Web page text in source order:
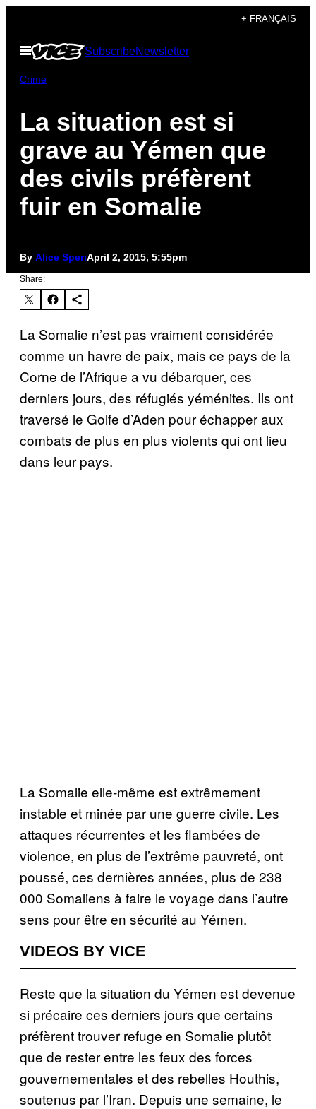
content
+ FRANÇAIS
Open
Menu
SubscribeNewsletter
Crime
La situation est si
grave au Yémen que
des civils préfèrent
fuir en Somalie
By Alice SperiApril 2, 2015, 5:55pm
Share:
La Somalie n’est pas vraiment considérée
comme un havre de paix, mais ce pays de la
Corne de l’Afrique a vu débarquer, ces
derniers jours, des réfugiés yéménites. Ils ont
traversé le Golfe d’Aden pour échapper aux
combats de plus en plus violents qui ont lieu
dans leur pays.
La Somalie elle-même est extrêmement
instable et minée par une guerre civile. Les
attaques récurrentes et les flambées de
violence, en plus de l’extrême pauvreté, ont
poussé, ces dernières années, plus de 238
000 Somaliens à faire le voyage dans l’autre
sens pour être en sécurité au Yémen.
VIDEOS BY VICE
Reste que la situation du Yémen est devenue
si précaire ces derniers jours que certains
préfèrent trouver refuge en Somalie plutôt
que de rester entre les feux des forces
gouvernementales et des rebelles Houthis,
soutenus par l’Iran. Depuis une semaine, le